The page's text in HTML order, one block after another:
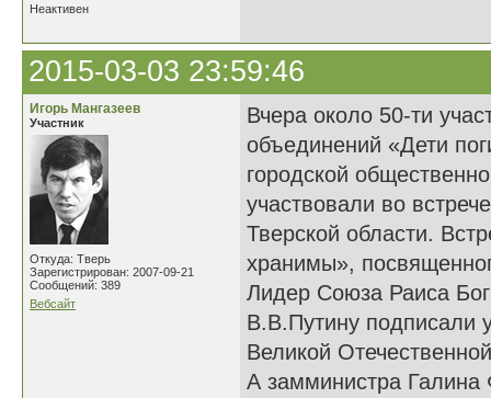
Неактивен
2015-03-03 23:59:46
Игорь Мангазеев
Участник
Откуда: Тверь
Зарегистрирован: 2007-09-21
Сообщений: 389
Вебсайт
Вчера около 50-ти
объединений «Дети
городской
участвовали во
Тверской области.
хранимы»,
Лидер Союза Раиса
В.В.Путину подписали
Великой
А замминистра Галина